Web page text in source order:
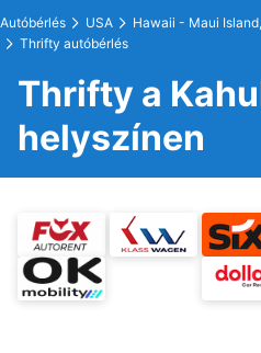
Autóbérlés USA Hawaii - Maui
Thrifty autóbérlés
Thrifty a
helyszínen